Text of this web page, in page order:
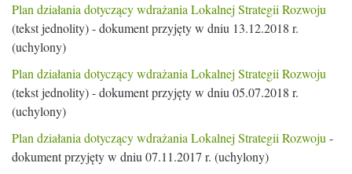
Plan działania dotyczący wdrażania Lokalnej Strategii Rozwoju
(tekst jednolity) - dokument przyjęty w dniu 13.12.2018 r.
(uchylony)
Plan działania dotyczący wdrażania Lokalnej Strategii Rozwoju
(tekst jednolity) - dokument przyjęty w dniu 05.07.2018 r.
(uchylony)
Plan działania dotyczący wdrażania Lokalnej Strategii Rozwoju -
dokument przyjęty w dniu 07.11.2017 r. (uchylony)